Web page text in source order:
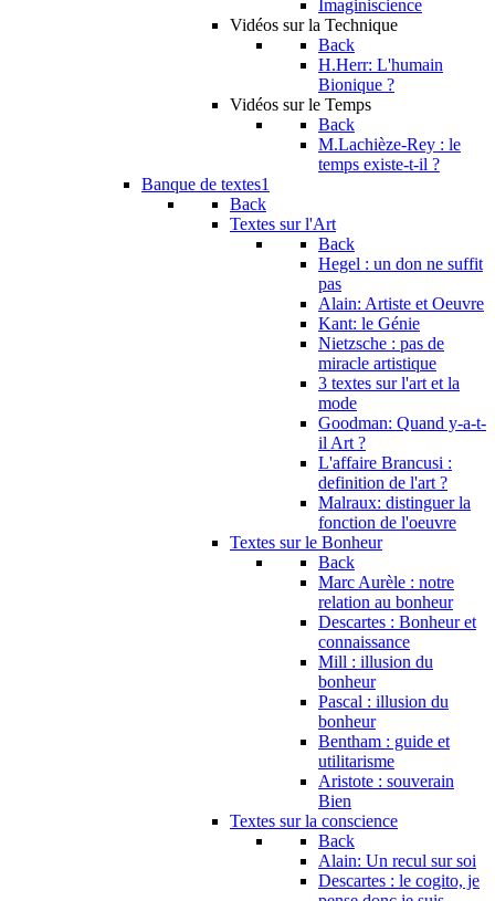
Imaginiscience
Vidéos sur la Technique
Back
H.Herr: L'humain
Bionique ?
Vidéos sur le Temps
Back
M.Lachièze-Rey : le
temps existe-t-il ?
Banque de textes1
Back
Textes sur l'Art
Back
Hegel : un don ne suffit
pas
Alain: Artiste et Oeuvre
Kant: le Génie
Nietzsche : pas de
miracle artistique
3 textes sur l'art et la
mode
Goodman: Quand y-a-t-
il Art ?
L'affaire Brancusi :
definition de l'art ?
Malraux: distinguer la
fonction de l'oeuvre
Textes sur le Bonheur
Back
Marc Aurèle : notre
relation au bonheur
Descartes : Bonheur et
connaissance
Mill : illusion du
bonheur
Pascal : illusion du
bonheur
Bentham : guide et
utilitarisme
Aristote : souverain
Bien
Textes sur la conscience
Back
Alain: Un recul sur soi
Descartes : le cogito, je